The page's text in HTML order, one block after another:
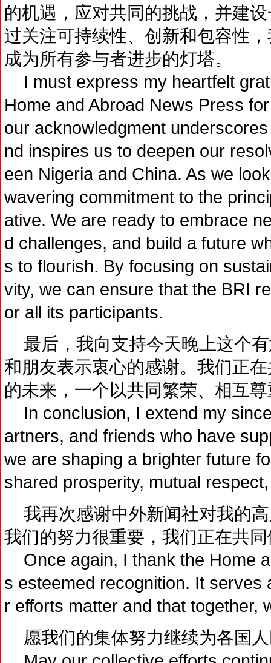
的机遇，应对共同的挑战，并建
过关注可持续性、创新和包容性
成为所有参与者进步的灯塔。
I must express my heartfelt
Home and Abroad News Press
our acknowledgment
nd inspires us to deepen our
een Nigeria and China. As we
wavering commitment to the
ative. We are ready to embrace
d challenges, and build a future
s to flourish. By focusing on
vity, we can ensure that the BRI
or all its participants.
最后，我向支持今天晚上这个
和朋友表示衷心的感谢。我们正
的未来，一个以共同繁荣、相互
In conclusion, I extend my
artners, and friends who have
we are shaping a brighter future
shared prosperity, mutual
我再次感谢中外新闻社对我的
我们的努力很重要，我们正在共
Once again, I thank the Home
s esteemed recognition. It serves
r efforts matter and that together,
愿我们的集体努力继续为各国